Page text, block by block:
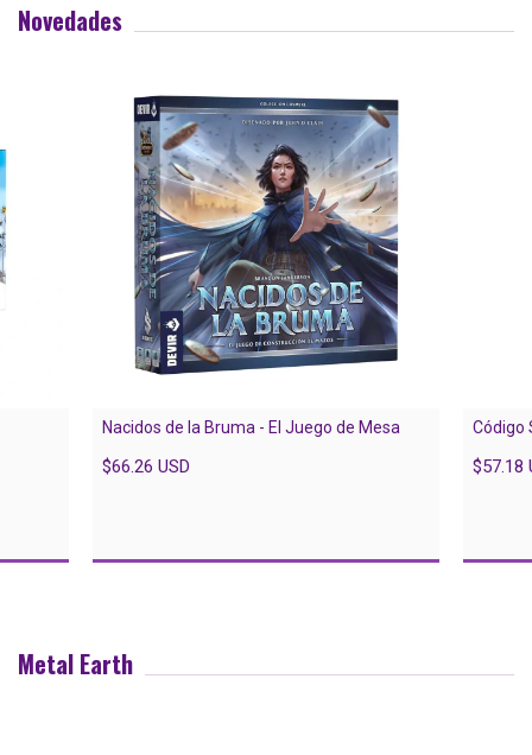
Novedades
Nacidos de la Bruma - El Juego de Mesa
$66.26 USD
Código
$57.18
Metal Earth